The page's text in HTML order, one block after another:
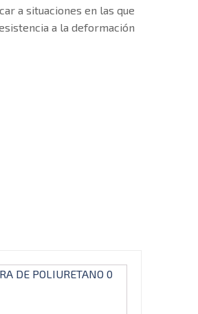
a situaciones en las que
a la deformación